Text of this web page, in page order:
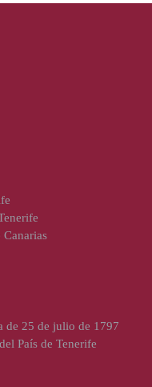
de 25 de julio de 1797
País de Tenerife